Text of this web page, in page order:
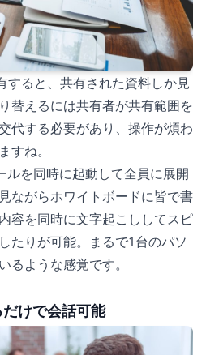
ると、共有された資料しか見
替えるには共有者が共有範囲を
代する必要があり、操作が煩わ
すね。
を同時に起動して全員に展開
ながらホワイトボードに皆で書
容を同時に文字起こししてスピ
たりが可能。まるで1台のパソ
るような感覚です。
けで会話可能